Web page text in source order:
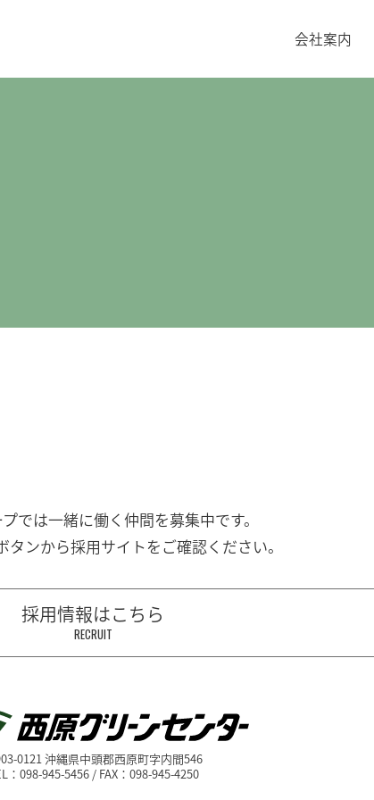
会社案内
では一緒に働く仲間を募集中です。
タンから採用サイトをご確認ください。
採用情報はこちら
RECRUIT
0121 沖縄県中頭郡西原町字内間546
：098-945-5456 / FAX：098-945-4250